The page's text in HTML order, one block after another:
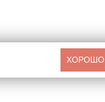
ХОРОШО